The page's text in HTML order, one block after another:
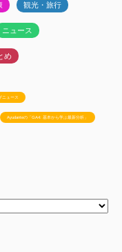
観光・旅行
ニュース
め
ニュース
Ayudanteの「GA4: 基本から学ぶ最新分析」